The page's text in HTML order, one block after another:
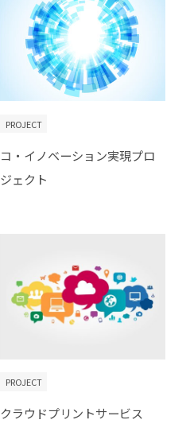
PROJECT
コ・イノベーション実現プロ
ジェクト
PROJECT
クラウドプリントサービス